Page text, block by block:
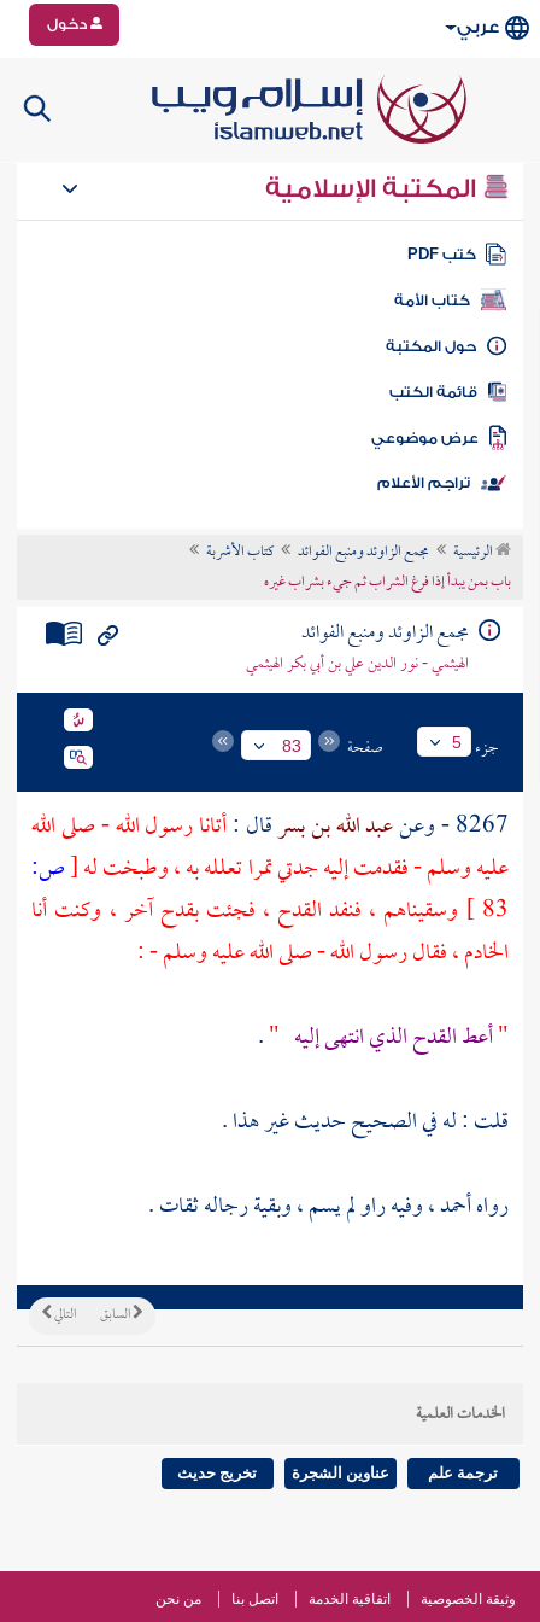
عربي دخول
المكتبة الإسلامية
كتب PDF
كتاب الأمة
المكتبة
الكتب
موضوعي
تراجم الأعلام
الرئيسية مجمع الزاوئد ومنبع الفوائد
كتاب الأشربة
باب بمن يبدأ إذا فرغ الشراب ثم جيء بشراب غيره
مجمع الزاوئد ومنبع الفوائد
الهيثمي - نور الدين علي بن أبي بكر الهيثمي
جزء 5 صفحة 83
8267 - وعن عبد الله بن بسرقال :أتانا رسول الله - صلى الله
عليه وسلم - فقدمت إليه جدتي تمرا تعلله به ، وطبخت له[ص:
83 ] وسقيناهم ، فنفد القدح ، فجئت بقدح آخر ، وكنت أنا
الخادم ، فقال رسول الله - صلى الله عليه وسلم - :
"أعط القدح الذي انتهى إليه "
.
قلت : له في الصحيح حديث غير هذا .
رواهأحمد، وفيه راو لم يسم ، وبقية رجاله ثقات .
التالي السابق
الخدمات العلمية
ترجمة علم عناوين الشجرة تخريج حديث
وثيقة الخصوصية اتفاقية الخدمة اتصل بنا من نحن